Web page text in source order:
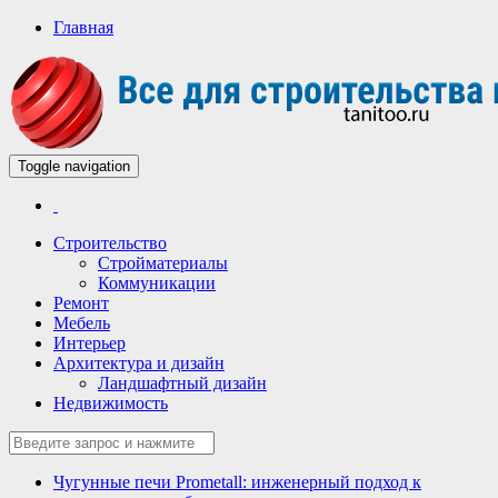
Главная
Строительный портал
Всё для строительства и ремонта
Toggle navigation
Строительство
Стройматериалы
Коммуникации
Ремонт
Мебель
Интерьер
Архитектура и дизайн
Ландшафтный дизайн
Недвижимость
Чугунные печи Prometall: инженерный подход к